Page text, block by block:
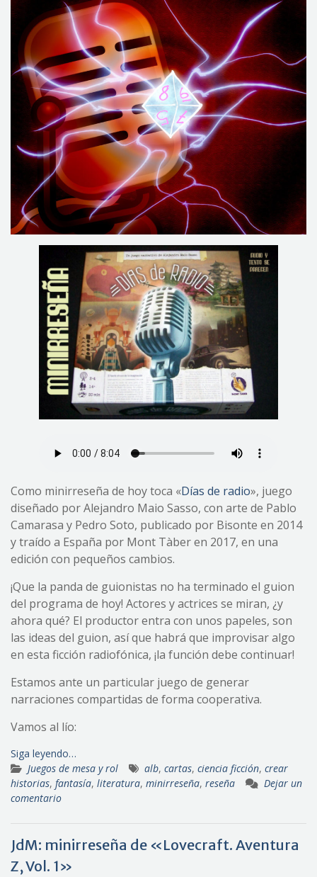
Como minirreseña de hoy toca «Días de radio», juego
diseñado por Alejandro Maio Sasso, con arte de Pablo
Camarasa y Pedro Soto, publicado por Bisonte en 2014
y traído a España por Mont Tàber en 2017, en una
edición con pequeños cambios.
¡Que la panda de guionistas no ha terminado el guion
del programa de hoy! Actores y actrices se miran, ¿y
ahora qué? El productor entra con unos papeles, son
las ideas del guion, así que habrá que improvisar algo
en esta ficción radiofónica, ¡la función debe continuar!
Estamos ante un particular juego de generar
narraciones compartidas de forma cooperativa.
Vamos al lío:
Siga leyendo…
Juegos de mesa y rol
alb, cartas, ciencia ficción, crear
historias, fantasía, literatura, minirreseña, reseña
Dejar un
comentario
JdM: minirreseña de «Lovecraft. Aventura
Z, Vol. 1»